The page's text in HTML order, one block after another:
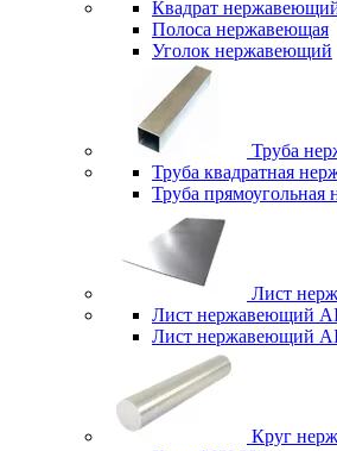
Квадрат
Полоса нержавеющая
Уголок нержавеющий
Труба
Труба квадратная
Труба прямоугольная
Лист
Лист нержавеющий
Лист нержавеющий
Круг